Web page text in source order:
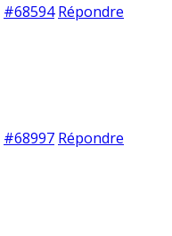
#68594 Répondre
#68997 Répondre